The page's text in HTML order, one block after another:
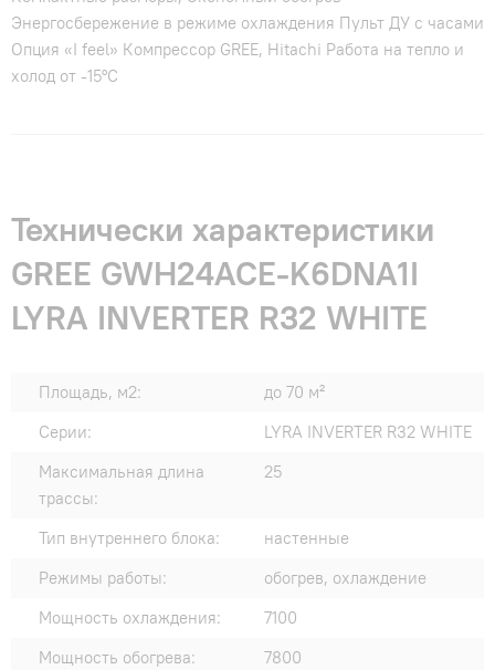
Энергосбережение в режиме охлаждения Пульт ДУ с часами
Опция «I feel» Компрессор GREE, Hitachi Работа на тепло и
холод от -15°С
Технически характеристики
GREE GWH24ACE-K6DNA1I
LYRA INVERTER R32 WHITE
Площадь, м2:
до 70 м²
Серии:
LYRA INVERTER R32 WHITE
Максимальная длина
трассы:
25
Тип внутреннего блока:
настенные
Режимы работы:
обогрев, охлаждение
Мощность охлаждения:
7100
Мощность обогрева:
7800